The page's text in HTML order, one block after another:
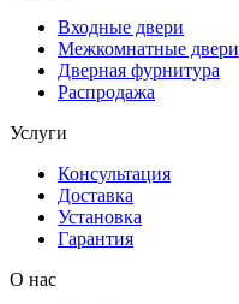
Входные двери
Межкомнатные двери
Дверная фурнитура
Распродажа
Услуги
Консультация
Доставка
Установка
Гарантия
О нас